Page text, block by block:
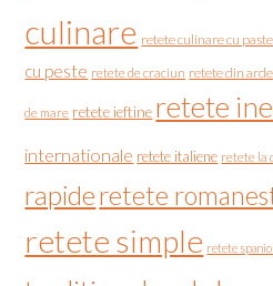
culinare retete culinare cu paste
cu peste retete de craciun retete din
de mare retete ieftine retete
internationale retete italiene retete la
rapideretete
retete simple retete